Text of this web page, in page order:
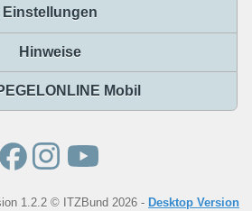
Einstellungen
Hinweise
Mobil
1.2.2 © ITZBund 2026 - Desktop Version